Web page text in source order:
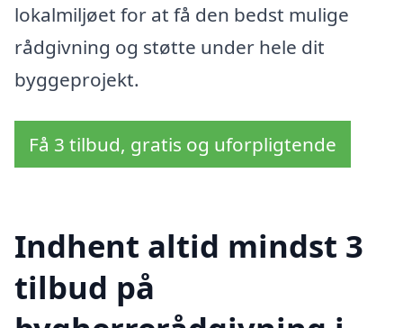
lokalmiljøet for at få den bedst mulige
rådgivning og støtte under hele dit
byggeprojekt.
Få 3 tilbud, gratis og uforpligtende
Indhent altid mindst 3
tilbud på